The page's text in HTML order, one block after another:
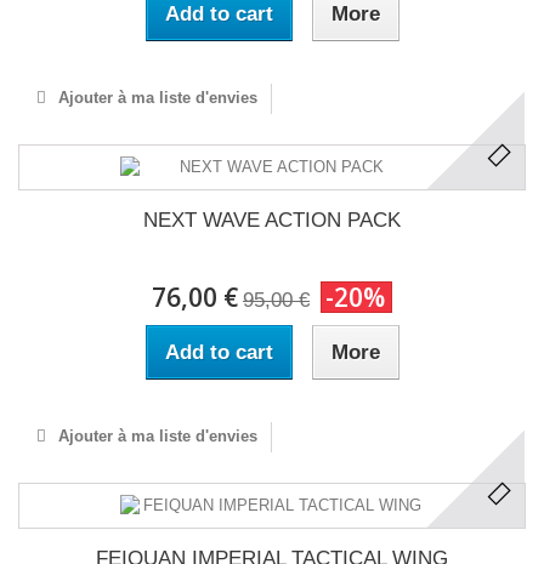
Add to cart More
Ajouter à ma liste d'envies
NEXT WAVE ACTION PACK
76,00 € 95,00 € -20%
Add to cart More
Ajouter à ma liste d'envies
FEIQUAN IMPERIAL TACTICAL WING